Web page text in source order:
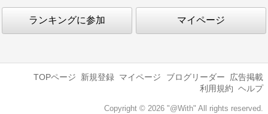
ランキングに参加 マイページ
TOPページ 新規登録 マイページ ブログリーダー
広告掲載
利用規約 ヘルプ
Copyright © 2026 "@With" All rights reserved.